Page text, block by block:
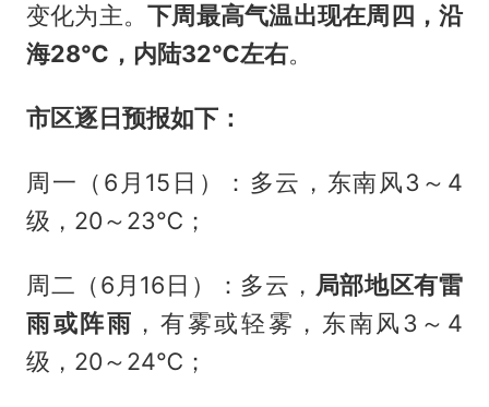
变化为主。下周最高气温出现在周四，沿
海28℃，内陆32℃左右。
市区逐日预报如下：
周一（6月15日）：多云，东南风3～4
级，20～23℃；
周二（6月16日）：多云， 局部地区有雷
雨或阵雨 ，有雾或轻雾，东南风3～4
级，20～24℃；